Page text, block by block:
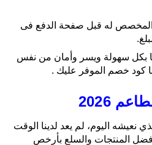
المخصص له قبل صفحة الدفع فى
بكل سهولة ويسر وأمان من نفس
كود خصم الموفر عليك .
2026
نعيشه اليوم، لم يعد لدينا الوقت
المنتجات والسلع بأرخص